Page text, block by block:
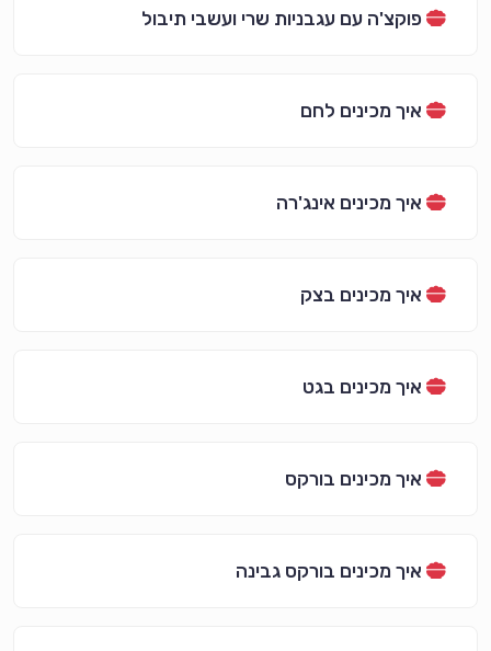
פוקצ'ה עם עגבניות שרי ועשבי תיבול
איך מכינים לחם
איך מכינים אינג'רה
איך מכינים בצק
איך מכינים בגט
איך מכינים בורקס
איך מכינים בורקס גבינה